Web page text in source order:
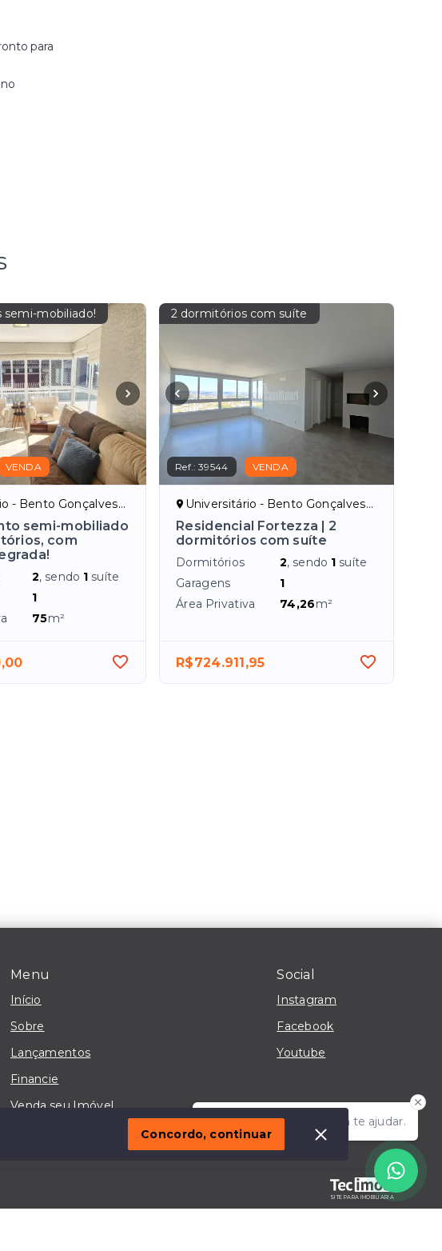
para
semi-mobiliado!
VENDA
- Bento Gonçalves/RS
semi-mobiliado
com
2, sendo 1 suíte
1
75m²
2 dormitórios com suíte
Ref.:39544 VENDA
Universitário - Bento Gonçalves/RS
Residencial Fortezza | 2
dormitórios com suíte
Dormitórios 2, sendo 1 suíte
Garagens
1
Área Privativa
74,26m²
R$724.911,95
Olá! Estou disponível para te ajudar.
Menu
Início
Sobre
Lançamentos
Financie
Venda seu Imóvel
Social
Instagram
Facebook
Youtube
SITE PARA IMOBILIARIA
Concordo, continuar